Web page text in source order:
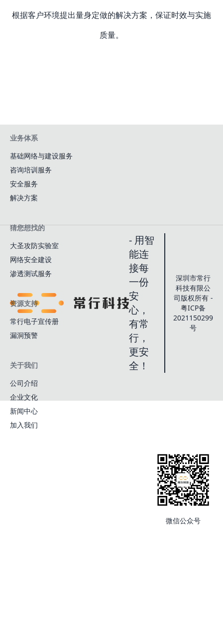
根据客户环境提出量身定做的解决方案，保证时效与实施
质量。
业务体系
基础网络与建设服务
咨询培训服务
安全服务
解决方案
猜您想找的
大圣攻防实验室
网络安全建设
渗透测试服务
资源支持
常行电子宣传册
漏洞预警
关于我们
公司介绍
企业文化
新闻中心
加入我们
微信公众号
- 用智
能连
接每
一份
安
心，
有常
行，
更安
全！
深圳市常行
科技有限公
司版权所有 -
粤ICP备
2021150299
号